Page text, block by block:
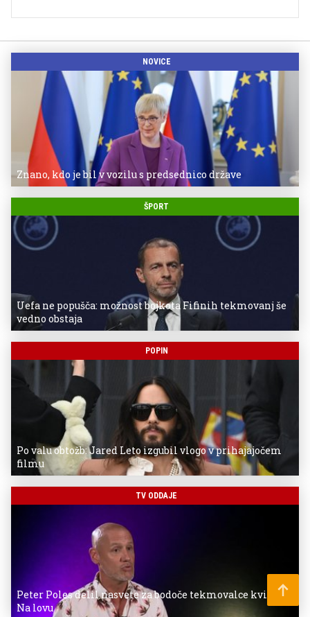
NOVICE
Znano, kdo je bil v vozilu s predsednico države
ŠPORT
Uefa ne popušča: možnost bojkota Fifinih tekmovanj še
vedno obstaja
POPIN
Po valu obtožb: Jared Leto izgubil vlogo v prihajajočem
filmu
TV ODDAJE
Peter Poles delil nasvete za bodoče tekmovalce kviza
Na lovu